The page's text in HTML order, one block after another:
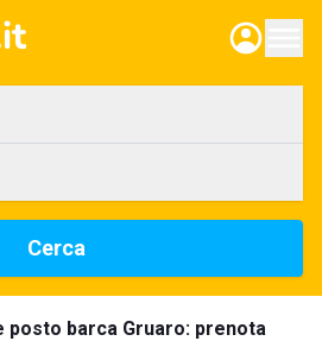
Cerca
posto barca Gruaro: prenota